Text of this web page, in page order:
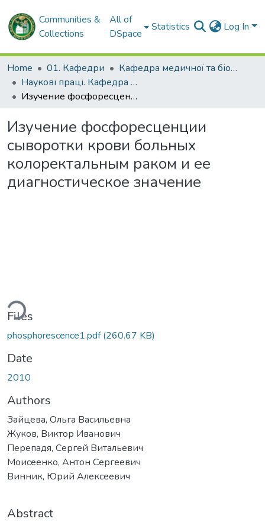
Communities &
Collections
All of
DSpace
Statistics Log In
Home 01. Кафедри
Кафедра медичної та біологічної фізики і медичної інформатики
Наукові праці. Кафедра медичної та біологічної фізики і медичної інформатики
Изучение фосфоресценции сыворотки крови больных колоректальным раком и ее диагностическое значение
Изучение фосфоресценции
сыворотки крови больных
колоректальным раком и ее
диагностическое значение
Files
phosphorescence1.pdf(260.67 KB)
Date
2010
Authors
Зайцева, Ольга Васильевна
Жуков, Виктор Иванович
Перепадя, Сергей Витальевич
Моисеенко, Антон Сергеевич
Винник, Юрий Алексеевич
Abstract